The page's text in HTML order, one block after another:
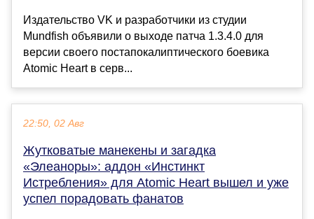
Издательство VK и разработчики из студии
Mundfish объявили о выходе патча 1.3.4.0 для
версии своего постапокалиптического боевика
Atomic Heart в серв...
22:50, 02 Авг
Жутковатые манекены и загадка
«Элеаноры»: аддон «Инстинкт
Истребления» для Atomic Heart вышел и уже
успел порадовать фанатов